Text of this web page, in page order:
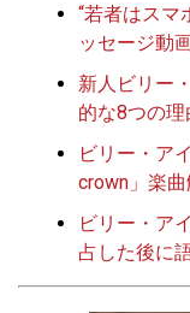
“若者はスマ
ッセージ動
新人ビリー
的な8つの理
ビリー・ア
crown」楽曲
ビリー・ア
占した後に